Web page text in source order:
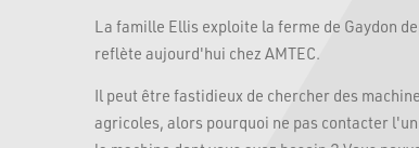
La famille Ellis exploite la ferme de Gaydon
reflète aujourd'hui chez AMTEC.
Il peut être fastidieux de chercher des
agricoles, alors pourquoi ne pas contacter